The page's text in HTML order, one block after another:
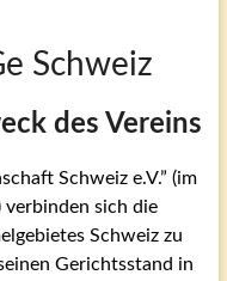
Schweiz
des Vereins
Schweiz e.V.” (im
verbinden sich die
Schweiz zu
Gerichtsstand in